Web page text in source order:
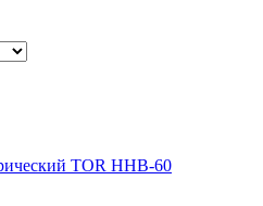
TOR HHB-60